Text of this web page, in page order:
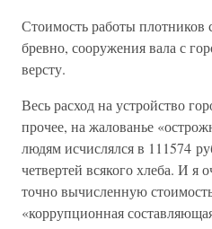
Стоимость работы плотников
бревно, сооружения вала с
версту.
Весь расход на устройство
прочее, на жалованье
людям исчислялся в 111574
четвертей всякого хлеба. И я
точно вычисленную
«коррупционная